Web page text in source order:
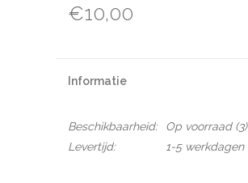
€10,00
Informatie
Beschikbaarheid: Op voorraad(3)
Levertijd:
1-5 werkdagen